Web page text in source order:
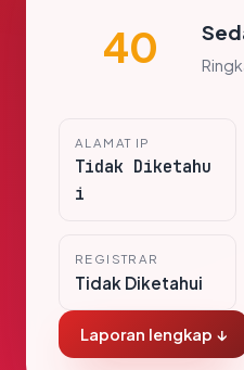
40
ALAMAT IP
Tidak Diketahu
i
REGISTRAR
Tidak Diketahui
Laporan lengkap ↓